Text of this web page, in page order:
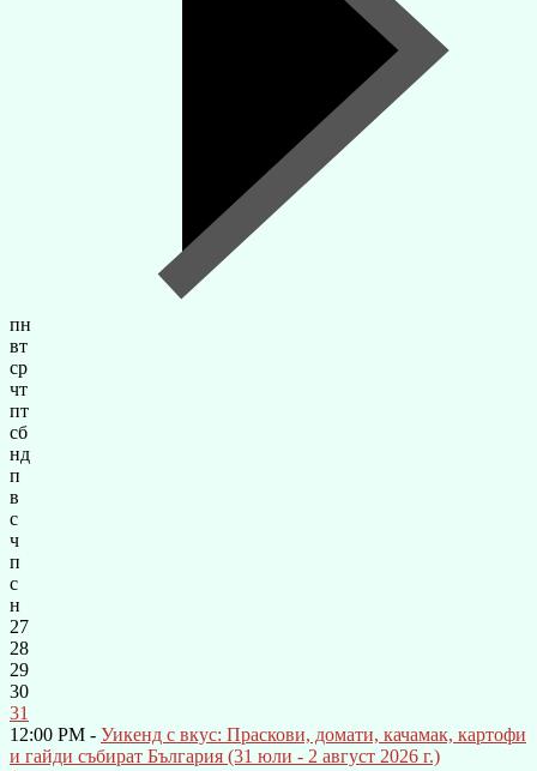
пн
вт
ср
чт
пт
сб
нд
п
в
с
ч
п
с
н
27
28
29
30
31
12:00 PM - Уикенд с вкус: Праскови, домати, качамак, картофи
и гайди събират България (31 юли - 2 август 2026 г.)